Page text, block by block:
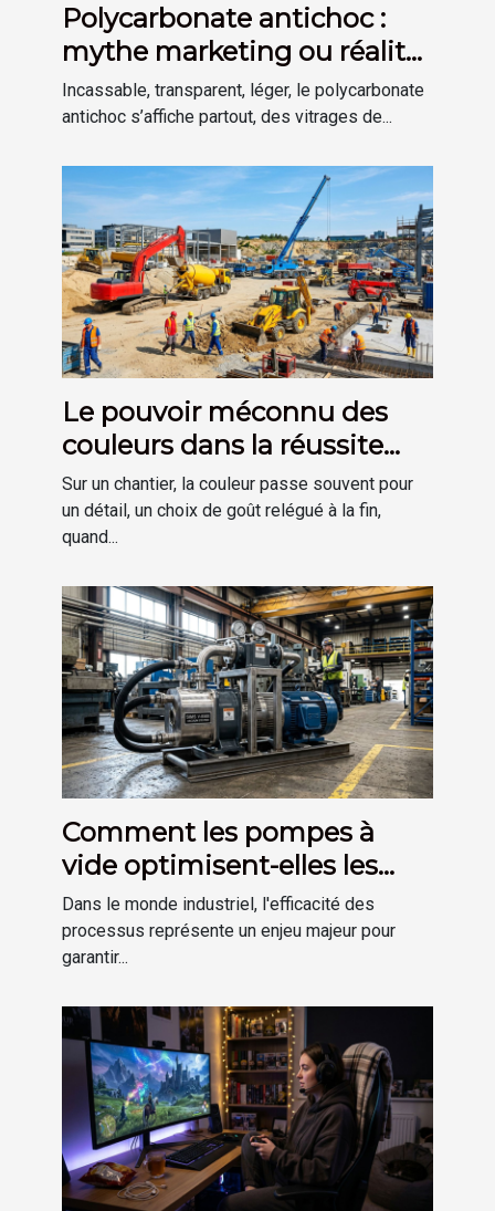
Polycarbonate antichoc :
mythe marketing ou réalité
technologique ?
Incassable, transparent, léger, le polycarbonate
antichoc s’affiche partout, des vitrages de...
Le pouvoir méconnu des
couleurs dans la réussite
d’un chantier
Sur un chantier, la couleur passe souvent pour
un détail, un choix de goût relégué à la fin,
quand...
Comment les pompes à
vide optimisent-elles les
processus industriels ?
Dans le monde industriel, l'efficacité des
processus représente un enjeu majeur pour
garantir...